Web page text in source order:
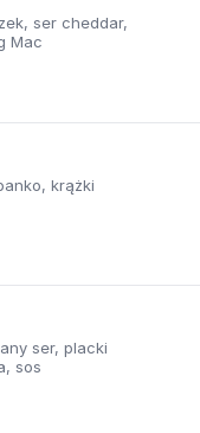
Mac
krążki
ser, placki
sos